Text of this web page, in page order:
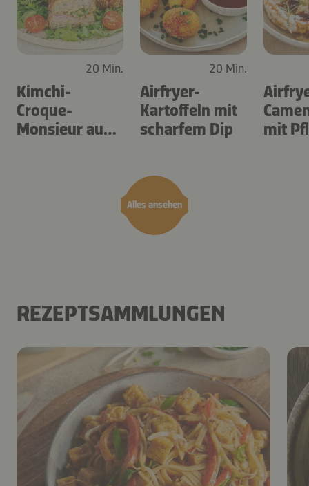
Alles ansehen
20 Min.
Kimchi-
Croque-
Monsieur aus
20 Min.
Airfryer-
Kartoffeln mit
scharfem Dip
mit
REZEPTSAMMLUNGEN